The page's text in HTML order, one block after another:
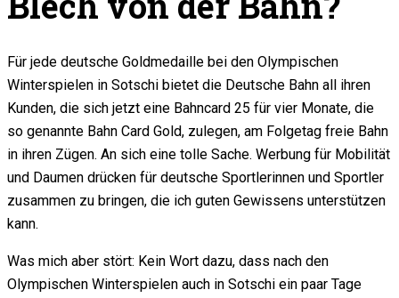
Für jede deutsche Goldmedaille bei den Olympischen
Winterspielen in Sotschi bietet die Deutsche Bahn all ihren
Kunden, die sich jetzt eine Bahncard 25 für vier Monate, die
so genannte Bahn Card Gold, zulegen, am Folgetag freie Bahn
in ihren Zügen. An sich eine tolle Sache. Werbung für Mobilität
und Daumen drücken für deutsche Sportlerinnen und Sportler
zusammen zu bringen, die ich guten Gewissens unterstützen
kann.
Was mich aber stört: Kein Wort dazu, dass nach den
Olympischen Winterspielen auch in Sotschi ein paar Tage